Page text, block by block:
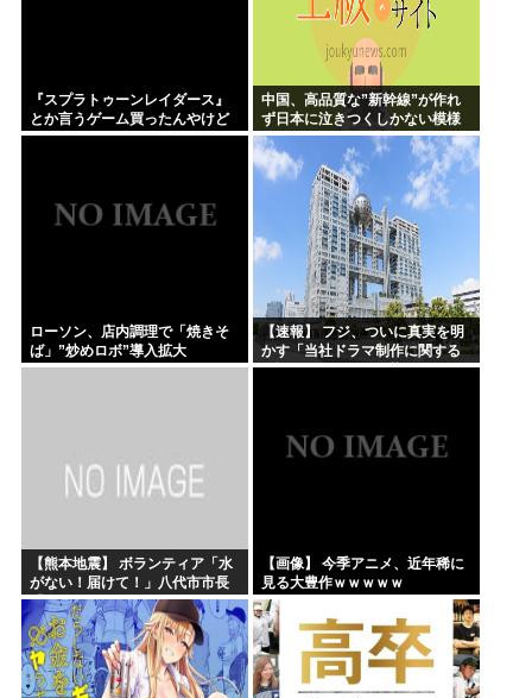
『スプラトゥーンレイダース』
とか言うゲーム買ったんやけど
中国、高品質な”新幹線”が作れ
ず日本に泣きつくしかない模様
www
ローソン、店内調理で「焼きそ
ば」”炒めロボ”導入拡大
【速報】 フジ、ついに真実を明
かす「当社ドラマ制作に関する
ご説明」5chの目は厳しいぞ
【熊本地震】 ボランティア「水
がない！届けて！」八代市市長
「自分で取りに行って」
【画像】 今季アニメ、近年稀に
見る大豊作ｗｗｗｗｗ